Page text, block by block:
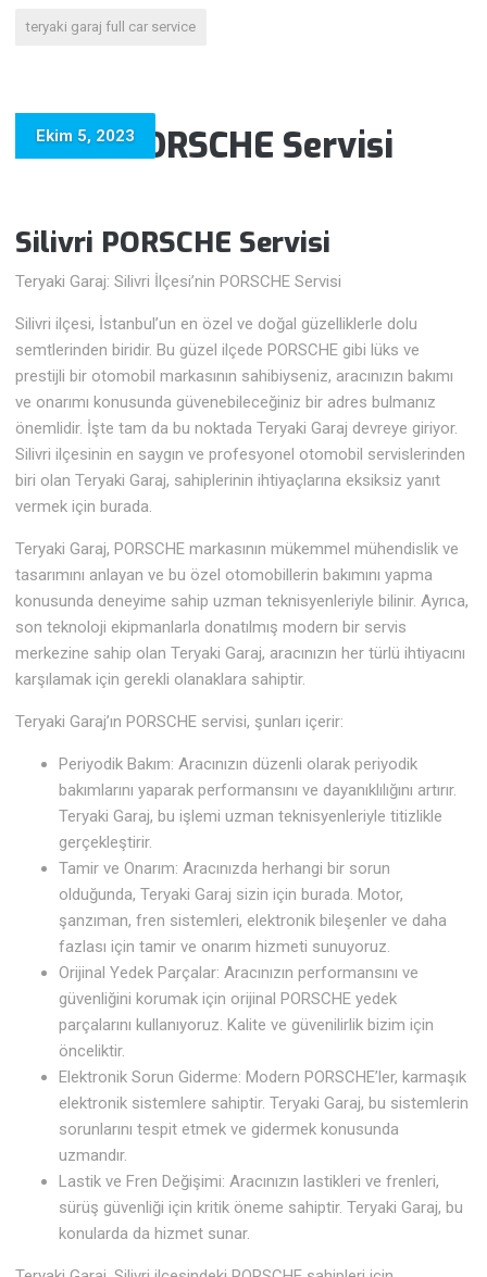
teryaki garaj full car service
Silivri PORSCHE Servisi
Ekim 5, 2023
Silivri PORSCHE Servisi
Teryaki Garaj: Silivri İlçesi’nin PORSCHE Servisi
Silivri ilçesi, İstanbul’un en özel ve doğal güzelliklerle dolu
semtlerinden biridir. Bu güzel ilçede PORSCHE gibi lüks ve
prestijli bir otomobil markasının sahibiyseniz, aracınızın bakımı
ve onarımı konusunda güvenebileceğiniz bir adres bulmanız
önemlidir. İşte tam da bu noktada Teryaki Garaj devreye giriyor.
Silivri ilçesinin en saygın ve profesyonel otomobil servislerinden
biri olan Teryaki Garaj, sahiplerinin ihtiyaçlarına eksiksiz yanıt
vermek için burada.
Teryaki Garaj, PORSCHE markasının mükemmel mühendislik ve
tasarımını anlayan ve bu özel otomobillerin bakımını yapma
konusunda deneyime sahip uzman teknisyenleriyle bilinir. Ayrıca,
son teknoloji ekipmanlarla donatılmış modern bir servis
merkezine sahip olan Teryaki Garaj, aracınızın her türlü ihtiyacını
karşılamak için gerekli olanaklara sahiptir.
Teryaki Garaj’ın PORSCHE servisi, şunları içerir:
Periyodik Bakım: Aracınızın düzenli olarak periyodik
bakımlarını yaparak performansını ve dayanıklılığını artırır.
Teryaki Garaj, bu işlemi uzman teknisyenleriyle titizlikle
gerçekleştirir.
Tamir ve Onarım: Aracınızda herhangi bir sorun
olduğunda, Teryaki Garaj sizin için burada. Motor,
şanzıman, fren sistemleri, elektronik bileşenler ve daha
fazlası için tamir ve onarım hizmeti sunuyoruz.
Orijinal Yedek Parçalar: Aracınızın performansını ve
güvenliğini korumak için orijinal PORSCHE yedek
parçalarını kullanıyoruz. Kalite ve güvenilirlik bizim için
önceliktir.
Elektronik Sorun Giderme: Modern PORSCHE’ler, karmaşık
elektronik sistemlere sahiptir. Teryaki Garaj, bu sistemlerin
sorunlarını tespit etmek ve gidermek konusunda
uzmandır.
Lastik ve Fren Değişimi: Aracınızın lastikleri ve frenleri,
sürüş güvenliği için kritik öneme sahiptir. Teryaki Garaj, bu
konularda da hizmet sunar.